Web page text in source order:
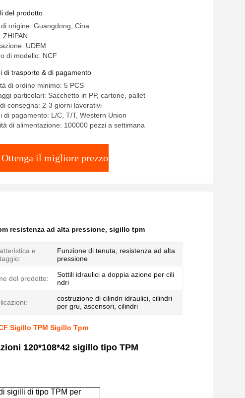
del prodotto
origine: Guangdong, Cina
ZHIPAN
UDEM
di modello: NCF
di trasporto & di pagamento
di ordine minimo: 5 PCS
particolari: Sacchetto in PP, cartone, pallet
consegna: 2-3 giorni lavorativi
di pagamento: L/C, T/T, Western Union
di alimentazione: 100000 pezzi a settimana
Ottenga il migliore prezzo
resistenza ad alta pressione, sigillo tpm
e
Funzione di tenuta, resistenza ad alta
pressione
del prodotto:
Sottili idraulici a doppia azione per cili
ndri
costruzione di cilindri idraulici, cilindri
per gru, ascensori, cilindri
Sigillo TPM Sigillo Tpm
120*108*42 sigillo tipo TPM
sigilli di tipo TPM per